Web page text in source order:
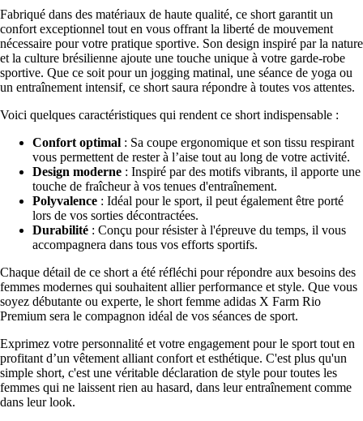
Fabriqué dans des matériaux de haute qualité, ce short garantit un
confort exceptionnel tout en vous offrant la liberté de mouvement
nécessaire pour votre pratique sportive. Son design inspiré par la nature
et la culture brésilienne ajoute une touche unique à votre garde-robe
sportive. Que ce soit pour un jogging matinal, une séance de yoga ou
un entraînement intensif, ce short saura répondre à toutes vos attentes.
Voici quelques caractéristiques qui rendent ce short indispensable :
Confort optimal : Sa coupe ergonomique et son tissu respirant
vous permettent de rester à l’aise tout au long de votre activité.
Design moderne : Inspiré par des motifs vibrants, il apporte une
touche de fraîcheur à vos tenues d'entraînement.
Polyvalence : Idéal pour le sport, il peut également être porté
lors de vos sorties décontractées.
Durabilité : Conçu pour résister à l'épreuve du temps, il vous
accompagnera dans tous vos efforts sportifs.
Chaque détail de ce short a été réfléchi pour répondre aux besoins des
femmes modernes qui souhaitent allier performance et style. Que vous
soyez débutante ou experte, le short femme adidas X Farm Rio
Premium sera le compagnon idéal de vos séances de sport.
Exprimez votre personnalité et votre engagement pour le sport tout en
profitant d’un vêtement alliant confort et esthétique. C'est plus qu'un
simple short, c'est une véritable déclaration de style pour toutes les
femmes qui ne laissent rien au hasard, dans leur entraînement comme
dans leur look.